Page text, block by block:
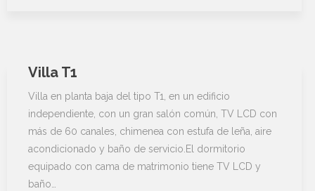
Villa T1
Villa en planta baja del tipo T1, en un edificio
independiente, con un gran salón común, TV LCD con
más de 60 canales, chimenea con estufa de leña, aire
acondicionado y baño de servicio.El dormitorio
equipado con cama de matrimonio tiene TV LCD y
baño…